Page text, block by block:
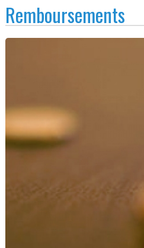
Remboursements